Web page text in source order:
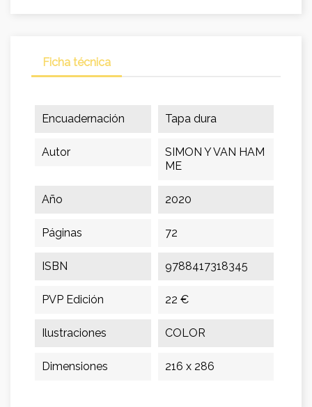
Ficha técnica
Encuadernación Tapa dura
Autor
SIMON Y VAN HAM
ME
Año 2020
Páginas 72
ISBN 9788417318345
PVP Edición 22 €
Ilustraciones COLOR
Dimensiones 216 x 286